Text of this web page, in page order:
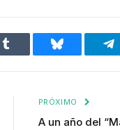
Tumblr Bluesky
PRÓXIMO
A un año del